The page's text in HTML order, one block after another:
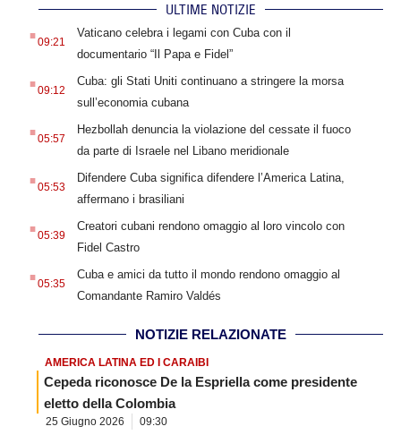
ULTIME NOTIZIE
.09:21
Vaticano celebra i legami con Cuba con il
documentario “Il Papa e Fidel”
.09:12
Cuba: gli Stati Uniti continuano a stringere la morsa
sull’economia cubana
.05:57
Hezbollah denuncia la violazione del cessate il fuoco
da parte di Israele nel Libano meridionale
.05:53
Difendere Cuba significa difendere l’America Latina,
affermano i brasiliani
.05:39
Creatori cubani rendono omaggio al loro vincolo con
Fidel Castro
.05:35
Cuba e amici da tutto il mondo rendono omaggio al
Comandante Ramiro Valdés
NOTIZIE RELAZIONATE
AMERICA LATINA ED I CARAIBI
Cepeda riconosce De la Espriella come presidente
eletto della Colombia
25 Giugno 2026 09:30